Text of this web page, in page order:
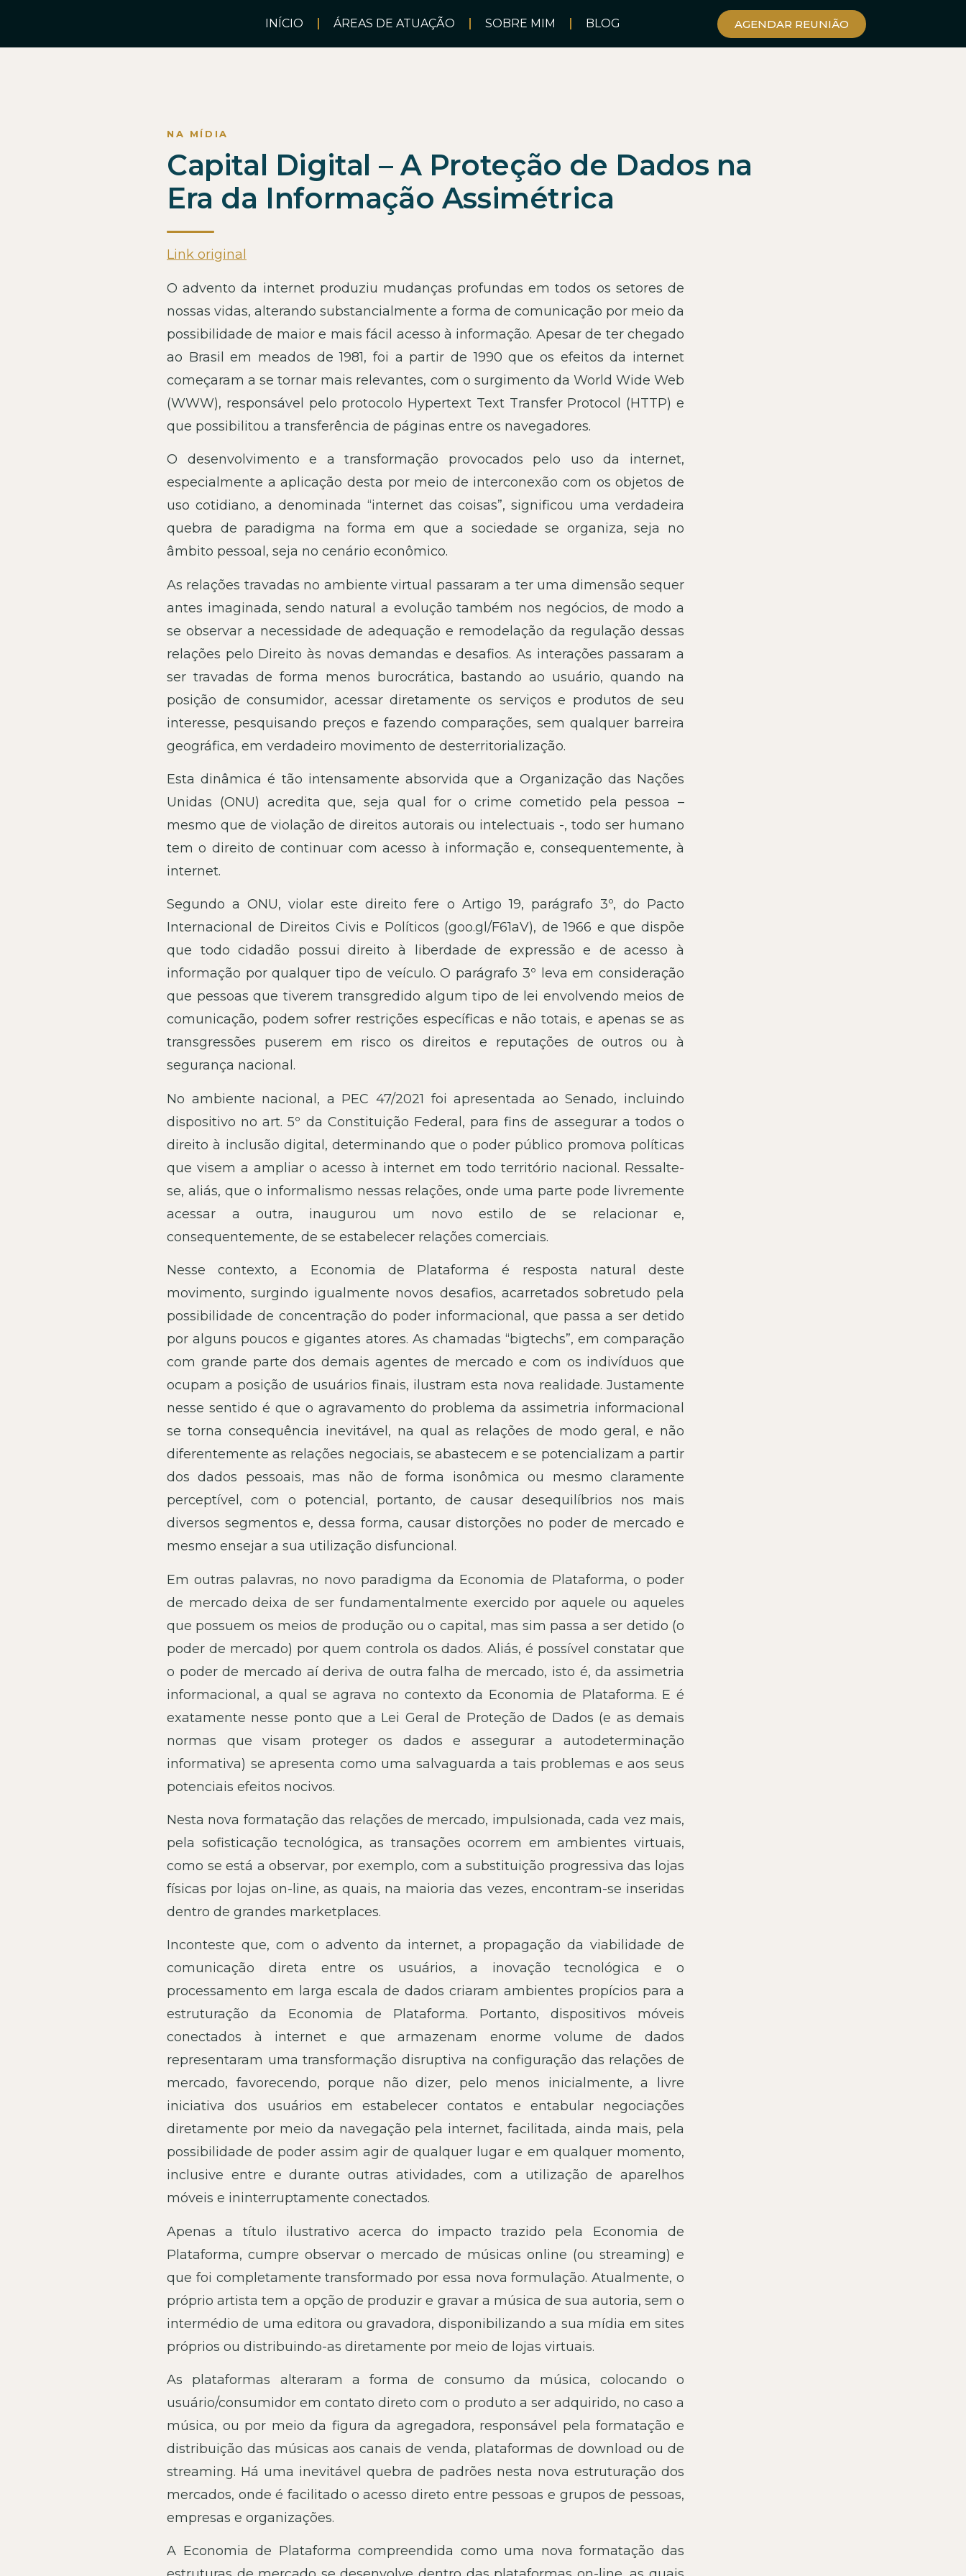
INÍCIO ÁREAS DE ATUAÇÃO SOBRE MIM BLOG AGENDAR REUNIÃO
Capital Digital – A Proteção de Dados na
Era da Informação Assimétrica
Link original
O advento da internet produziu mudanças profundas em todos os setores de
nossas vidas, alterando substancialmente a forma de comunicação por meio da
possibilidade de maior e mais fácil acesso à informação. Apesar de ter chegado
ao Brasil em meados de 1981, foi a partir de 1990 que os efeitos da internet
começaram a se tornar mais relevantes, com o surgimento da World Wide Web
(WWW), responsável pelo protocolo Hypertext Text Transfer Protocol (HTTP) e
que possibilitou a transferência de páginas entre os navegadores.
O desenvolvimento e a transformação provocados pelo uso da internet,
especialmente a aplicação desta por meio de interconexão com os objetos de
uso cotidiano, a denominada “internet das coisas”, significou uma verdadeira
quebra de paradigma na forma em que a sociedade se organiza, seja no
âmbito pessoal, seja no cenário econômico.
As relações travadas no ambiente virtual passaram a ter uma dimensão sequer
antes imaginada, sendo natural a evolução também nos negócios, de modo a
se observar a necessidade de adequação e remodelação da regulação dessas
relações pelo Direito às novas demandas e desafios. As interações passaram a
ser travadas de forma menos burocrática, bastando ao usuário, quando na
posição de consumidor, acessar diretamente os serviços e produtos de seu
interesse, pesquisando preços e fazendo comparações, sem qualquer barreira
geográfica, em verdadeiro movimento de desterritorialização.
Esta dinâmica é tão intensamente absorvida que a Organização das Nações
Unidas (ONU) acredita que, seja qual for o crime cometido pela pessoa –
mesmo que de violação de direitos autorais ou intelectuais -, todo ser humano
tem o direito de continuar com acesso à informação e, consequentemente, à
internet.
Segundo a ONU, violar este direito fere o Artigo 19, parágrafo 3º, do Pacto
Internacional de Direitos Civis e Políticos (goo.gl/F61aV), de 1966 e que dispõe
que todo cidadão possui direito à liberdade de expressão e de acesso à
informação por qualquer tipo de veículo. O parágrafo 3º leva em consideração
que pessoas que tiverem transgredido algum tipo de lei envolvendo meios de
comunicação, podem sofrer restrições específicas e não totais, e apenas se as
transgressões puserem em risco os direitos e reputações de outros ou à
segurança nacional.
No ambiente nacional, a PEC 47/2021 foi apresentada ao Senado, incluindo
dispositivo no art. 5º da Constituição Federal, para fins de assegurar a todos o
direito à inclusão digital, determinando que o poder público promova políticas
que visem a ampliar o acesso à internet em todo território nacional. Ressalte-
se, aliás, que o informalismo nessas relações, onde uma parte pode livremente
acessar a outra, inaugurou um novo estilo de se relacionar e,
consequentemente, de se estabelecer relações comerciais.
Nesse contexto, a Economia de Plataforma é resposta natural deste
movimento, surgindo igualmente novos desafios, acarretados sobretudo pela
possibilidade de concentração do poder informacional, que passa a ser detido
por alguns poucos e gigantes atores. As chamadas “bigtechs”, em comparação
com grande parte dos demais agentes de mercado e com os indivíduos que
ocupam a posição de usuários finais, ilustram esta nova realidade. Justamente
nesse sentido é que o agravamento do problema da assimetria informacional
se torna consequência inevitável, na qual as relações de modo geral, e não
diferentemente as relações negociais, se abastecem e se potencializam a partir
dos dados pessoais, mas não de forma isonômica ou mesmo claramente
perceptível, com o potencial, portanto, de causar desequilíbrios nos mais
diversos segmentos e, dessa forma, causar distorções no poder de mercado e
mesmo ensejar a sua utilização disfuncional.
Em outras palavras, no novo paradigma da Economia de Plataforma, o poder
de mercado deixa de ser fundamentalmente exercido por aquele ou aqueles
que possuem os meios de produção ou o capital, mas sim passa a ser detido (o
poder de mercado) por quem controla os dados. Aliás, é possível constatar que
o poder de mercado aí deriva de outra falha de mercado, isto é, da assimetria
informacional, a qual se agrava no contexto da Economia de Plataforma. E é
exatamente nesse ponto que a Lei Geral de Proteção de Dados (e as demais
normas que visam proteger os dados e assegurar a autodeterminação
informativa) se apresenta como uma salvaguarda a tais problemas e aos seus
potenciais efeitos nocivos.
Nesta nova formatação das relações de mercado, impulsionada, cada vez mais,
pela sofisticação tecnológica, as transações ocorrem em ambientes virtuais,
como se está a observar, por exemplo, com a substituição progressiva das lojas
físicas por lojas on-line, as quais, na maioria das vezes, encontram-se inseridas
dentro de grandes marketplaces.
Inconteste que, com o advento da internet, a propagação da viabilidade de
comunicação direta entre os usuários, a inovação tecnológica e o
processamento em larga escala de dados criaram ambientes propícios para a
estruturação da Economia de Plataforma. Portanto, dispositivos móveis
conectados à internet e que armazenam enorme volume de dados
representaram uma transformação disruptiva na configuração das relações de
mercado, favorecendo, porque não dizer, pelo menos inicialmente, a livre
iniciativa dos usuários em estabelecer contatos e entabular negociações
diretamente por meio da navegação pela internet, facilitada, ainda mais, pela
possibilidade de poder assim agir de qualquer lugar e em qualquer momento,
inclusive entre e durante outras atividades, com a utilização de aparelhos
móveis e ininterruptamente conectados.
Apenas a título ilustrativo acerca do impacto trazido pela Economia de
Plataforma, cumpre observar o mercado de músicas online (ou streaming) e
que foi completamente transformado por essa nova formulação. Atualmente, o
próprio artista tem a opção de produzir e gravar a música de sua autoria, sem o
intermédio de uma editora ou gravadora, disponibilizando a sua mídia em sites
próprios ou distribuindo-as diretamente por meio de lojas virtuais.
As plataformas alteraram a forma de consumo da música, colocando o
usuário/consumidor em contato direto com o produto a ser adquirido, no caso a
música, ou por meio da figura da agregadora, responsável pela formatação e
distribuição das músicas aos canais de venda, plataformas de download ou de
streaming. Há uma inevitável quebra de padrões nesta nova estruturação dos
mercados, onde é facilitado o acesso direto entre pessoas e grupos de pessoas,
empresas e organizações.
A Economia de Plataforma compreendida como uma nova formatação das